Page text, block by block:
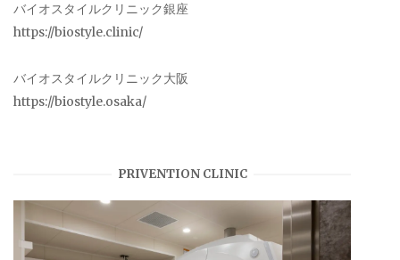
バイオスタイルクリニック銀座
https://biostyle.clinic/
バイオスタイルクリニック大阪
https://biostyle.osaka/
PRIVENTION CLINIC